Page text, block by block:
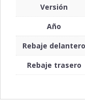
Versión
Año
Rebaje delantero
Rebaje trasero